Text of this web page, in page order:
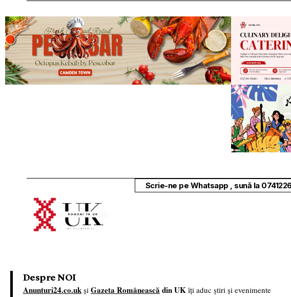
Scrie-ne pe Whatsapp , sună la
îți aduc știri și evenimente
importante din Marea Britanie, cu actualizări în timp real. Rămâi informat
din diaspora.
“Succesul tău este misiunea noastră.”Transformă relația cu clienții într-o
sursă puternică de satisfacție și dezvoltare. Noi te ajutăm să vezi cum.
© 2025 Gazeta Românească de UK. Toate drepturile
distribuit sau utilizat